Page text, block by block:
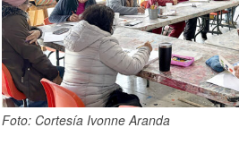
Foto: Cortesía Ivonne Aranda